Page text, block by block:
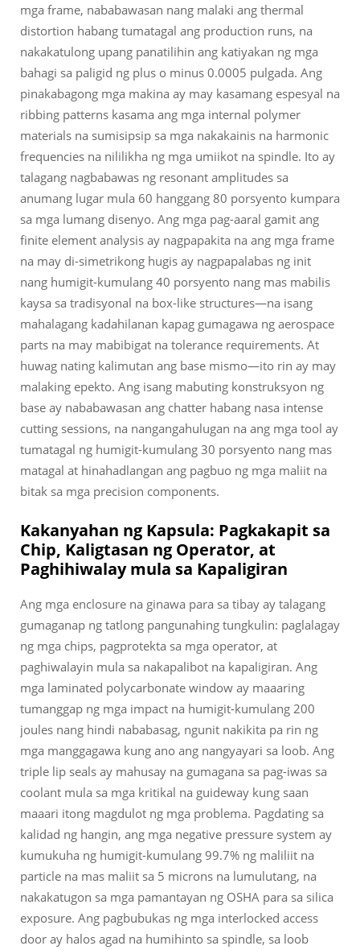
mga frame, nababawasan nang malaki ang thermal
distortion habang tumatagal ang production runs, na
nakakatulong upang panatilihin ang katiyakan ng mga
bahagi sa paligid ng plus o minus 0.0005 pulgada. Ang
pinakabagong mga makina ay may kasamang espesyal na
ribbing patterns kasama ang mga internal polymer
materials na sumisipsip sa mga nakakainis na harmonic
frequencies na nililikha ng mga umiikot na spindle. Ito ay
talagang nagbabawas ng resonant amplitudes sa
anumang lugar mula 60 hanggang 80 porsyento kumpara
sa mga lumang disenyo. Ang mga pag-aaral gamit ang
finite element analysis ay nagpapakita na ang mga frame
na may di-simetrikong hugis ay nagpapalabas ng init
nang humigit-kumulang 40 porsyento nang mas mabilis
kaysa sa tradisyonal na box-like structures—na isang
mahalagang kadahilanan kapag gumagawa ng aerospace
parts na may mabibigat na tolerance requirements. At
huwag nating kalimutan ang base mismo—ito rin ay may
malaking epekto. Ang isang mabuting konstruksyon ng
base ay nababawasan ang chatter habang nasa intense
cutting sessions, na nangangahulugan na ang mga tool ay
tumatagal ng humigit-kumulang 30 porsyento nang mas
matagal at hinahadlangan ang pagbuo ng mga maliit na
bitak sa mga precision components.
Kakanyahan ng Kapsula: Pagkakapit sa
Chip, Kaligtasan ng Operator, at
Paghihiwalay mula sa Kapaligiran
Ang mga enclosure na ginawa para sa tibay ay talagang
gumaganap ng tatlong pangunahing tungkulin: paglalagay
ng mga chips, pagprotekta sa mga operator, at
paghiwalayin mula sa nakapalibot na kapaligiran. Ang
mga laminated polycarbonate window ay maaaring
tumanggap ng mga impact na humigit-kumulang 200
joules nang hindi nababasag, ngunit nakikita pa rin ng
mga manggagawa kung ano ang nangyayari sa loob. Ang
triple lip seals ay mahusay na gumagana sa pag-iwas sa
coolant mula sa mga kritikal na guideway kung saan
maaari itong magdulot ng mga problema. Pagdating sa
kalidad ng hangin, ang mga negative pressure system ay
kumukuha ng humigit-kumulang 99.7% ng maliliit na
particle na mas maliit sa 5 microns na lumulutang, na
nakakatugon sa mga pamantayan ng OSHA para sa silica
exposure. Ang pagbubukas ng mga interlocked access
door ay halos agad na humihinto sa spindle, sa loob